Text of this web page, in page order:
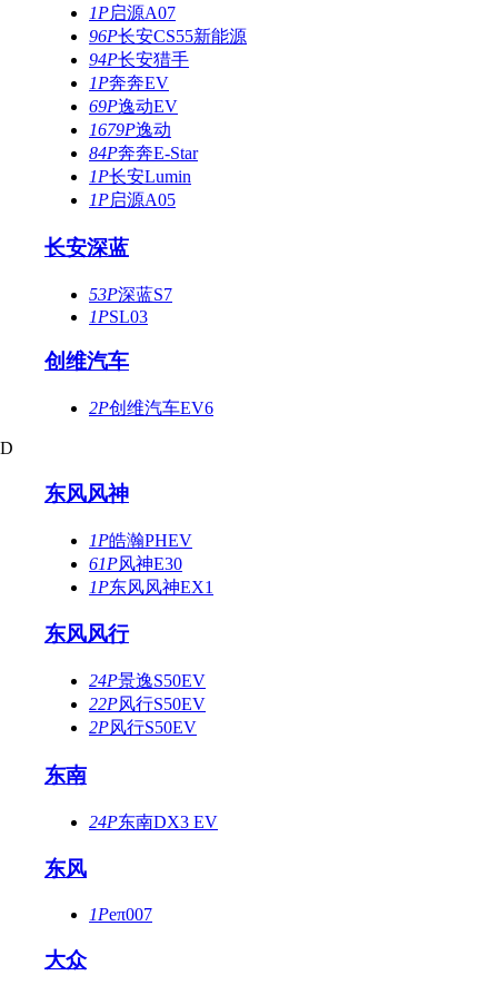
1P启源A07
96P长安CS55新能源
94P长安猎手
1P奔奔EV
69P逸动EV
1679P逸动
84P奔奔E-Star
1P长安Lumin
1P启源A05
长安深蓝
53P深蓝S7
1PSL03
创维汽车
2P创维汽车EV6
D
东风风神
1P皓瀚PHEV
61P风神E30
1P东风风神EX1
东风风行
24P景逸S50EV
22P风行S50EV
2P风行S50EV
东南
24P东南DX3 EV
东风
1Peπ007
大众